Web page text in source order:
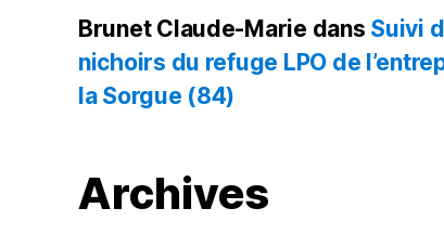
Brunet Claude-Marie dans Suivi
nichoirs du refuge LPO de
la Sorgue (84)
Archives